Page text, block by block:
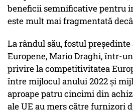
beneficii semnificative pentru
este mult mai fragmentată
La rândul său, fostul
Europene, Mario Draghi, într-
privire la competitivitatea
între mijlocul anului 2022 şi
aproape patru cincimi din
ale UE au mers către furnizori